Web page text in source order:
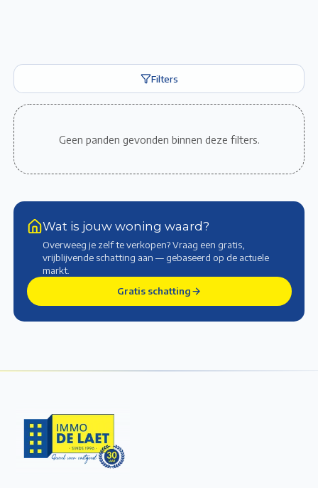
Filters
Geen panden gevonden binnen deze filters.
Wat is jouw woning waard?
Overweeg je zelf te verkopen? Vraag een gratis,
vrijblijvende schatting aan — gebaseerd op de actuele
markt.
Gratis schatting